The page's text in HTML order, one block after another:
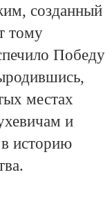
созданный
тому
Победу
местах
и
историю